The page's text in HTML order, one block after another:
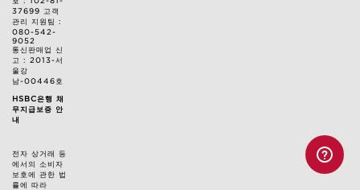
37699 고객
관리 지원팀 :
080-542-
9052
통신판매업 신
고 : 2013-서
울강
남-00446호
HSBC은행 채
무지급보증 안
내
전자 상거래 등
에서의 소비자
보호에 관한 법
률에 따라